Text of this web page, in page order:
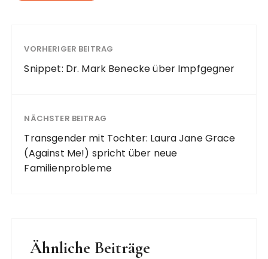
VORHERIGER BEITRAG
Snippet: Dr. Mark Benecke über Impfgegner
NÄCHSTER BEITRAG
Transgender mit Tochter: Laura Jane Grace
(Against Me!) spricht über neue
Familienprobleme
Ähnliche Beiträge